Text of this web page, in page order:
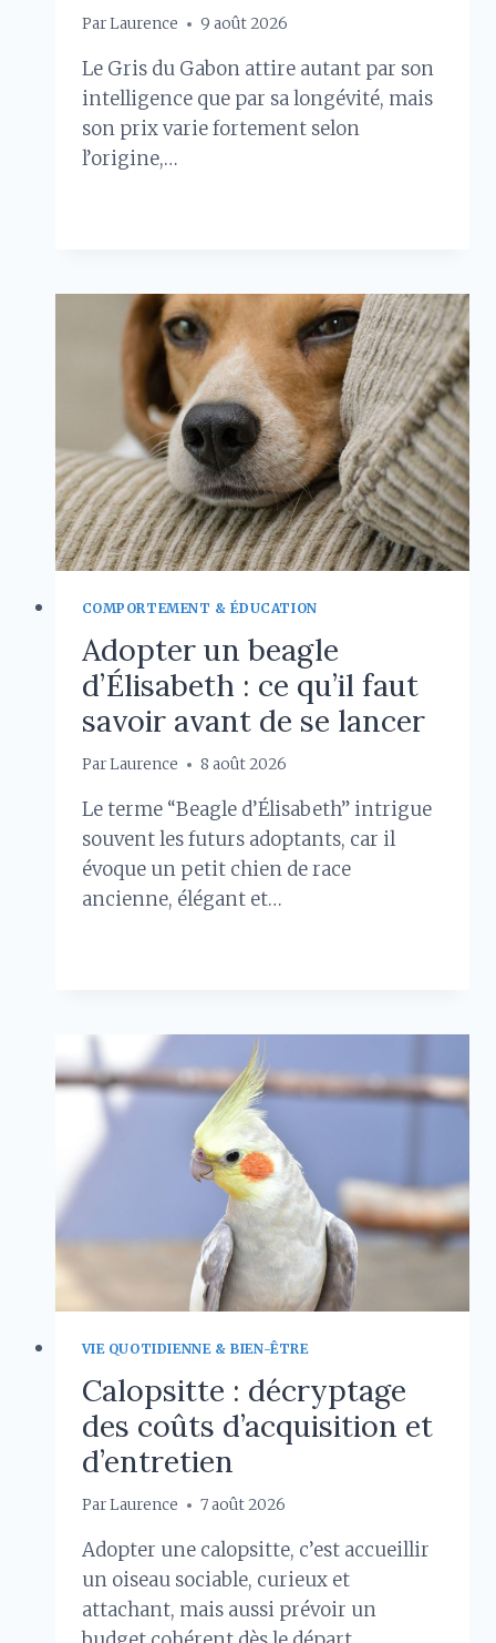
Par Laurence 9 août 2026
Le Gris du Gabon attire autant par son
intelligence que par sa longévité, mais
son prix varie fortement selon
l’origine,…
DU
GABON
:
CE
QU’IL
FAUT
VRAIMENT
SAVOIR
COMPORTEMENT & ÉDUCATION
Adopter un beagle
d’Élisabeth : ce qu’il faut
savoir avant de se lancer
Par Laurence 8 août 2026
Le terme “Beagle d’Élisabeth” intrigue
souvent les futurs adoptants, car il
évoque un petit chien de race
ancienne, élégant et…
:
QU’IL
FAUT
SAVOIR
AVANT
DE
LANCER
VIE QUOTIDIENNE & BIEN-ÊTRE
Calopsitte : décryptage
des coûts d’acquisition et
d’entretien
Par Laurence 7 août 2026
Adopter une calopsitte, c’est accueillir
un oiseau sociable, curieux et
attachant, mais aussi prévoir un